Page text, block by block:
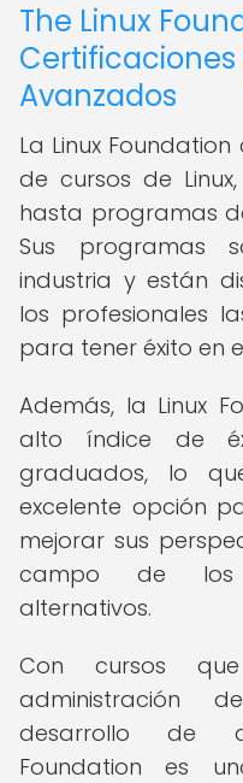
The Linux
Certificaciones
Avanzados
La Linux
de cursos de
hasta programas
Sus programas
industria y están
los profesionales
para tener éxito en
Además, la Linux
alto índice de
graduados, lo
excelente opción
mejorar sus
campo de los
alternativos.
Con cursos
administración
desarrollo de
Foundation es